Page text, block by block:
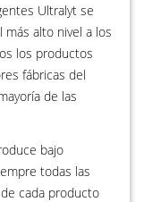
Ultralyt se
alto nivel a los
los productos
fábricas del
de las
bajo
todas las
cada producto